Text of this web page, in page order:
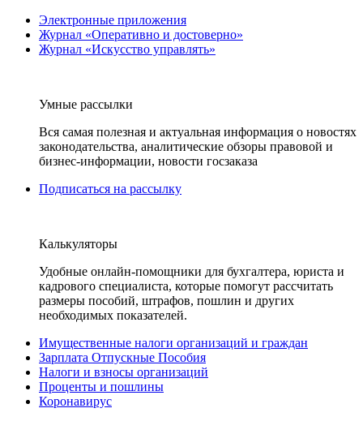
Электронные приложения
Журнал «Оперативно и достоверно»
Журнал «Искусство управлять»
Умные рассылки
Вся самая полезная и актуальная информация о новостях
законодательства, аналитические обзоры правовой и
бизнес-информации, новости госзаказа
Подписаться на рассылку
Калькуляторы
Удобные онлайн-помощники для бухгалтера, юриста и
кадрового специалиста, которые помогут рассчитать
размеры пособий, штрафов, пошлин и других
необходимых показателей.
Имущественные налоги организаций и граждан
Зарплата Отпускные Пособия
Налоги и взносы организаций
Проценты и пошлины
Коронавирус